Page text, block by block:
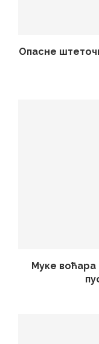
Опасне
Муке воћара